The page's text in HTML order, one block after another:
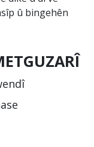
û bingehên